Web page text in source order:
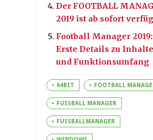
Der FOOTBALL
2019 ist ab sofort
Football Manager 2019:
Erste Details zu
und Funktionsumfang
64BIT FOOTBALL
FUSSBALL MANAGER
FUSSBALLMANAGER